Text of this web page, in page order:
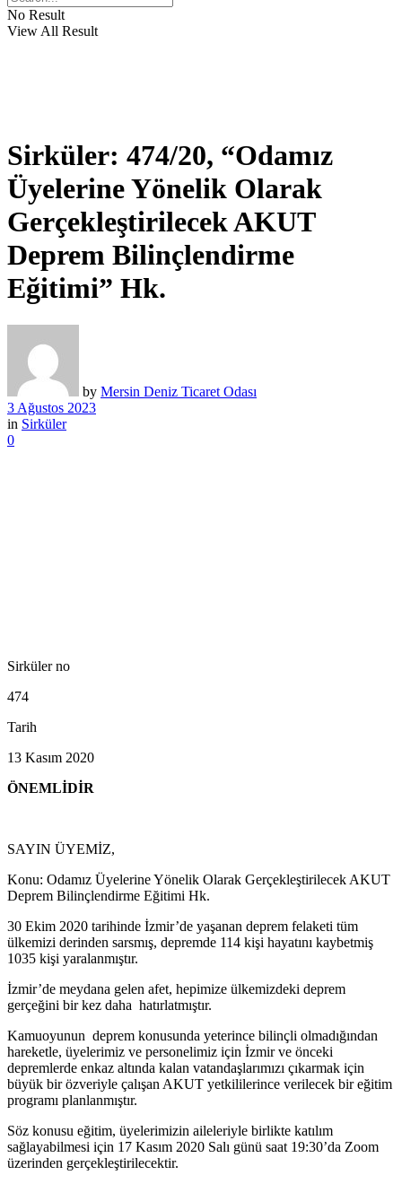
No Result
View All Result
Sirküler: 474/20, “Odamız
Üyelerine Yönelik Olarak
Gerçekleştirilecek AKUT
Deprem Bilinçlendirme
Eğitimi” Hk.
by Mersin Deniz Ticaret Odası
3 Ağustos 2023
in Sirküler
0
Sirküler no
474
Tarih
13 Kasım 2020
ÖNEMLİDİR
SAYIN ÜYEMİZ,
Konu: Odamız Üyelerine Yönelik Olarak Gerçekleştirilecek AKUT
Deprem Bilinçlendirme Eğitimi Hk.
30 Ekim 2020 tarihinde İzmir’de yaşanan deprem felaketi tüm
ülkemizi derinden sarsmış, depremde 114 kişi hayatını kaybetmiş
1035 kişi yaralanmıştır.
İzmir’de meydana gelen afet, hepimize ülkemizdeki deprem
gerçeğini bir kez daha hatırlatmıştır.
Kamuoyunun deprem konusunda yeterince bilinçli olmadığından
hareketle, üyelerimiz ve personelimiz için İzmir ve önceki
depremlerde enkaz altında kalan vatandaşlarımızı çıkarmak için
büyük bir özveriyle çalışan AKUT yetkililerince verilecek bir eğitim
programı planlanmıştır.
Söz konusu eğitim, üyelerimizin aileleriyle birlikte katılım
sağlayabilmesi için 17 Kasım 2020 Salı günü saat 19:30’da Zoom
üzerinden gerçekleştirilecektir.